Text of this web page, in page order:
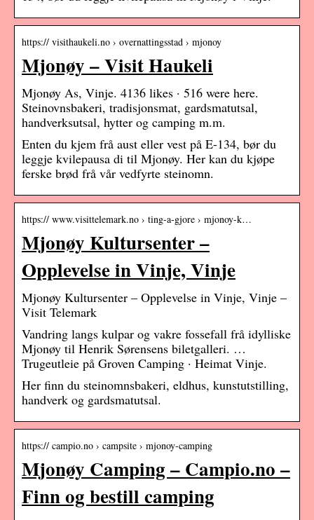
https:// visithaukeli.no › overnattingsstad › mjonoy
Mjonøy – Visit Haukeli
Mjonøy As, Vinje. 4136 likes · 516 were here.
Steinovnsbakeri, tradisjonsmat, gardsmatutsal,
handverksutsal, hytter og camping m.m.
Enten du kjem frå aust eller vest på E-134, bør du
leggje kvilepausa di til Mjonøy. Her kan du kjøpe
ferske brød frå vår vedfyrte steinomn.
https:// www.visittelemark.no › ting-a-gjore › mjonoy-k…
Mjonøy Kultursenter –
Opplevelse in Vinje, Vinje
Mjonøy Kultursenter – Opplevelse in Vinje, Vinje –
Visit Telemark
Vandring langs kulpar og vakre fossefall frå idylliske
Mjonøy til Henrik Sørensens biletgalleri. …
Trugeutleie på Groven Camping · Heimat Vinje.
Her finn du steinomnsbakeri, eldhus, kunstutstilling,
handverk og gardsmatutsal.
https:// campio.no › campsite › mjonoy-camping
Mjonøy Camping – Campio.no –
Finn og bestill camping